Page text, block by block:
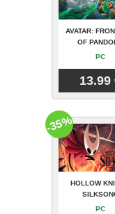
AVATAR:
OF
PC
13.99
HOLLOW
PC
-35%